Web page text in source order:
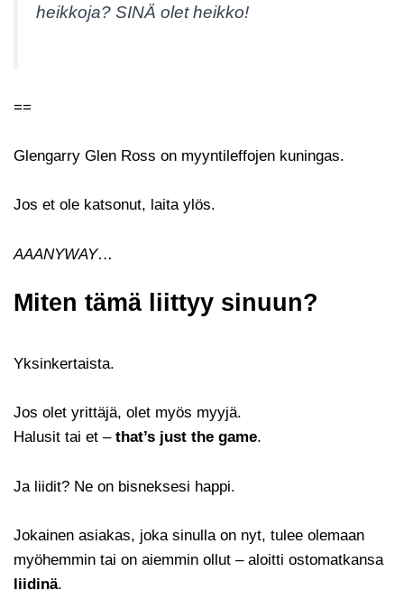
heikkoja? SINÄ olet heikko!
==
Glengarry Glen Ross on myyntileffojen kuningas.
Jos et ole katsonut, laita ylös.
AAANYWAY…
Miten tämä liittyy sinuun?
Yksinkertaista.
Jos olet yrittäjä, olet myös myyjä.
Halusit tai et – that’s just the game.
Ja liidit? Ne on bisneksesi happi.
Jokainen asiakas, joka sinulla on nyt, tulee olemaan
myöhemmin tai on aiemmin ollut – aloitti ostomatkansa
liidinä.